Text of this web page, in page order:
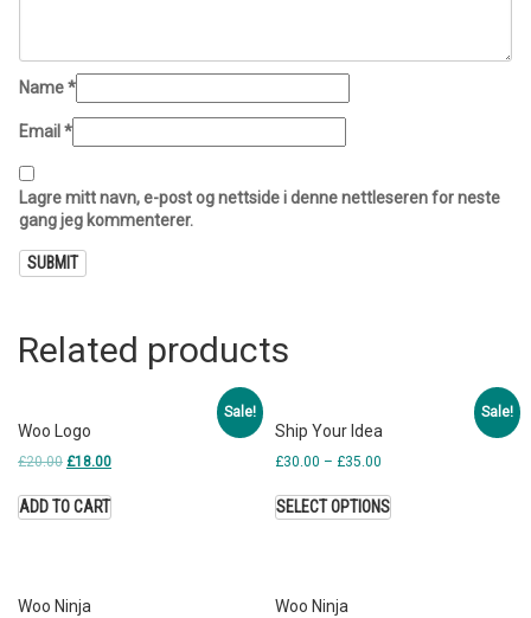
Name*
Email *
Lagre mitt navn, e-post og nettside i denne nettleseren for neste
gang jeg kommenterer.
Related products
Sale!
Woo Logo
£20.00 £18.00
ADD TO CART
Sale!
Ship Your Idea
£30.00 – £35.00
SELECT OPTIONS
Woo Ninja Woo Ninja